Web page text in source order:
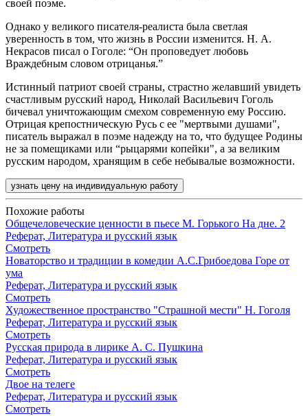
своей поэме.
Однако у великого писателя-реалиста была светлая
уверенность в том, что жизнь в России изменится. Н. А.
Некрасов писал о Гоголе: “Он проповедует любовь
Враждебным словом отрицанья.”
Истинный патриот своей страны, страстно желавший увидеть
счастливым русский народ, Николай Васильевич Гоголь
бичевал уничтожающим смехом современную ему Россию.
Отрицая крепостническую Русь с ее "мертвыми душами",
писатель выражал в поэме надежду на то, что будущее Родины
не за помещиками или “рыцарями копейки", а за великим
русским народом, хранящим в себе небывалые возможности.
узнать цену на индивидуальную работу
Похожие работы
Общечеловеческие ценности в пьесе М. Горького На дне. 2
Реферат, Литература и русский язык
Смотреть
Новаторство и традиции в комедии А.С.Грибоедова Горе от
ума
Реферат, Литература и русский язык
Смотреть
Художественное пространство "Страшной мести" Н. Гоголя
Реферат, Литература и русский язык
Смотреть
Русская природа в лирике А. С. Пушкина
Реферат, Литература и русский язык
Смотреть
Двое на телеге
Реферат, Литература и русский язык
Смотреть